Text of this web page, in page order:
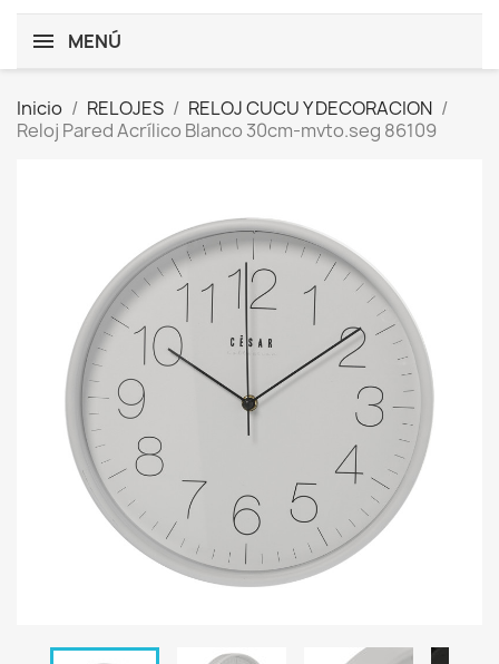
MENÚ
Inicio RELOJES
RELOJ CUCU Y DECORACION
Reloj Pared Acrílico Blanco 30cm-mvto.seg 86109